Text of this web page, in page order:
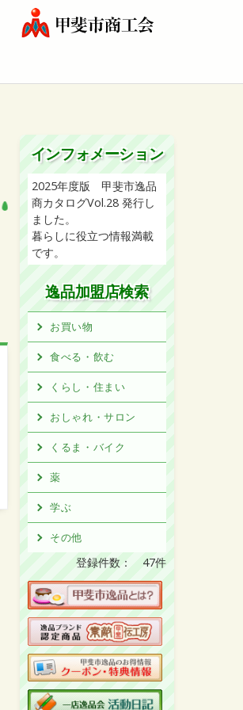
インフォメーション
2025年度版 甲斐市逸品
商カタログVol.28 発行し
ました。
暮らしに役立つ情報満載
です。
逸品加盟店検索
お買い物
食べる・飲む
くらし・住まい
おしゃれ・サロン
くるま・バイク
薬
学ぶ
その他
登録件数： 47件